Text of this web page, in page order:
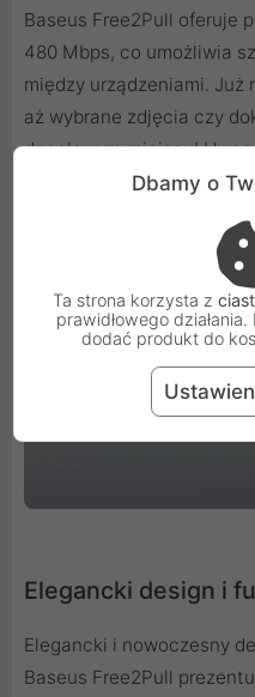
Baseus Free2Pull oferuje
480 Mbps, co umożliwia
między urządzeniami. Już
aż wybrane zdjęcia czy
docelowym miejscu!
transmisji wideo.
Elegancki design i
Elegancki i nowoczesny
Baseus Free2Pull
Dbamy o
Ta strona korzysta z
prawidłowego
dodać produkt do